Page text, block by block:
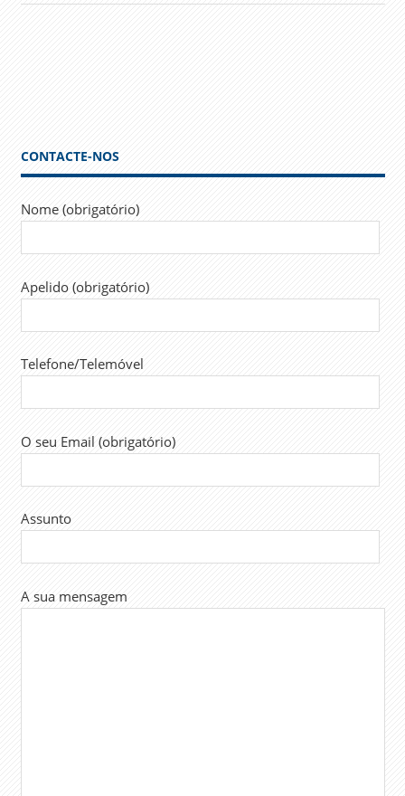
CONTACTE-NOS
Nome (obrigatório)
Apelido (obrigatório)
Telefone/Telemóvel
O seu Email (obrigatório)
Assunto
A sua mensagem